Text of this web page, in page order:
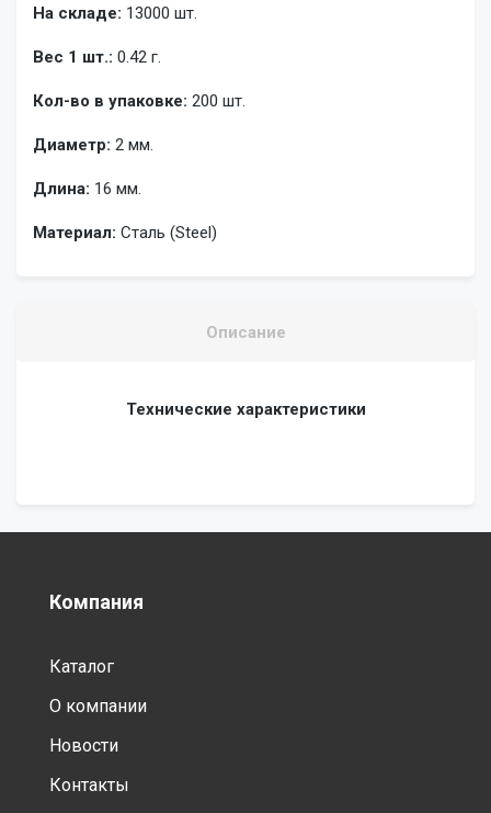
На складе: 13000 шт.
Вес 1 шт.: 0.42 г.
Кол-во в упаковке: 200 шт.
Диаметр: 2 мм.
Длина: 16 мм.
Материал: Сталь (Steel)
Описание
Технические характеристики
Компания
Каталог
О компании
Новости
Контакты